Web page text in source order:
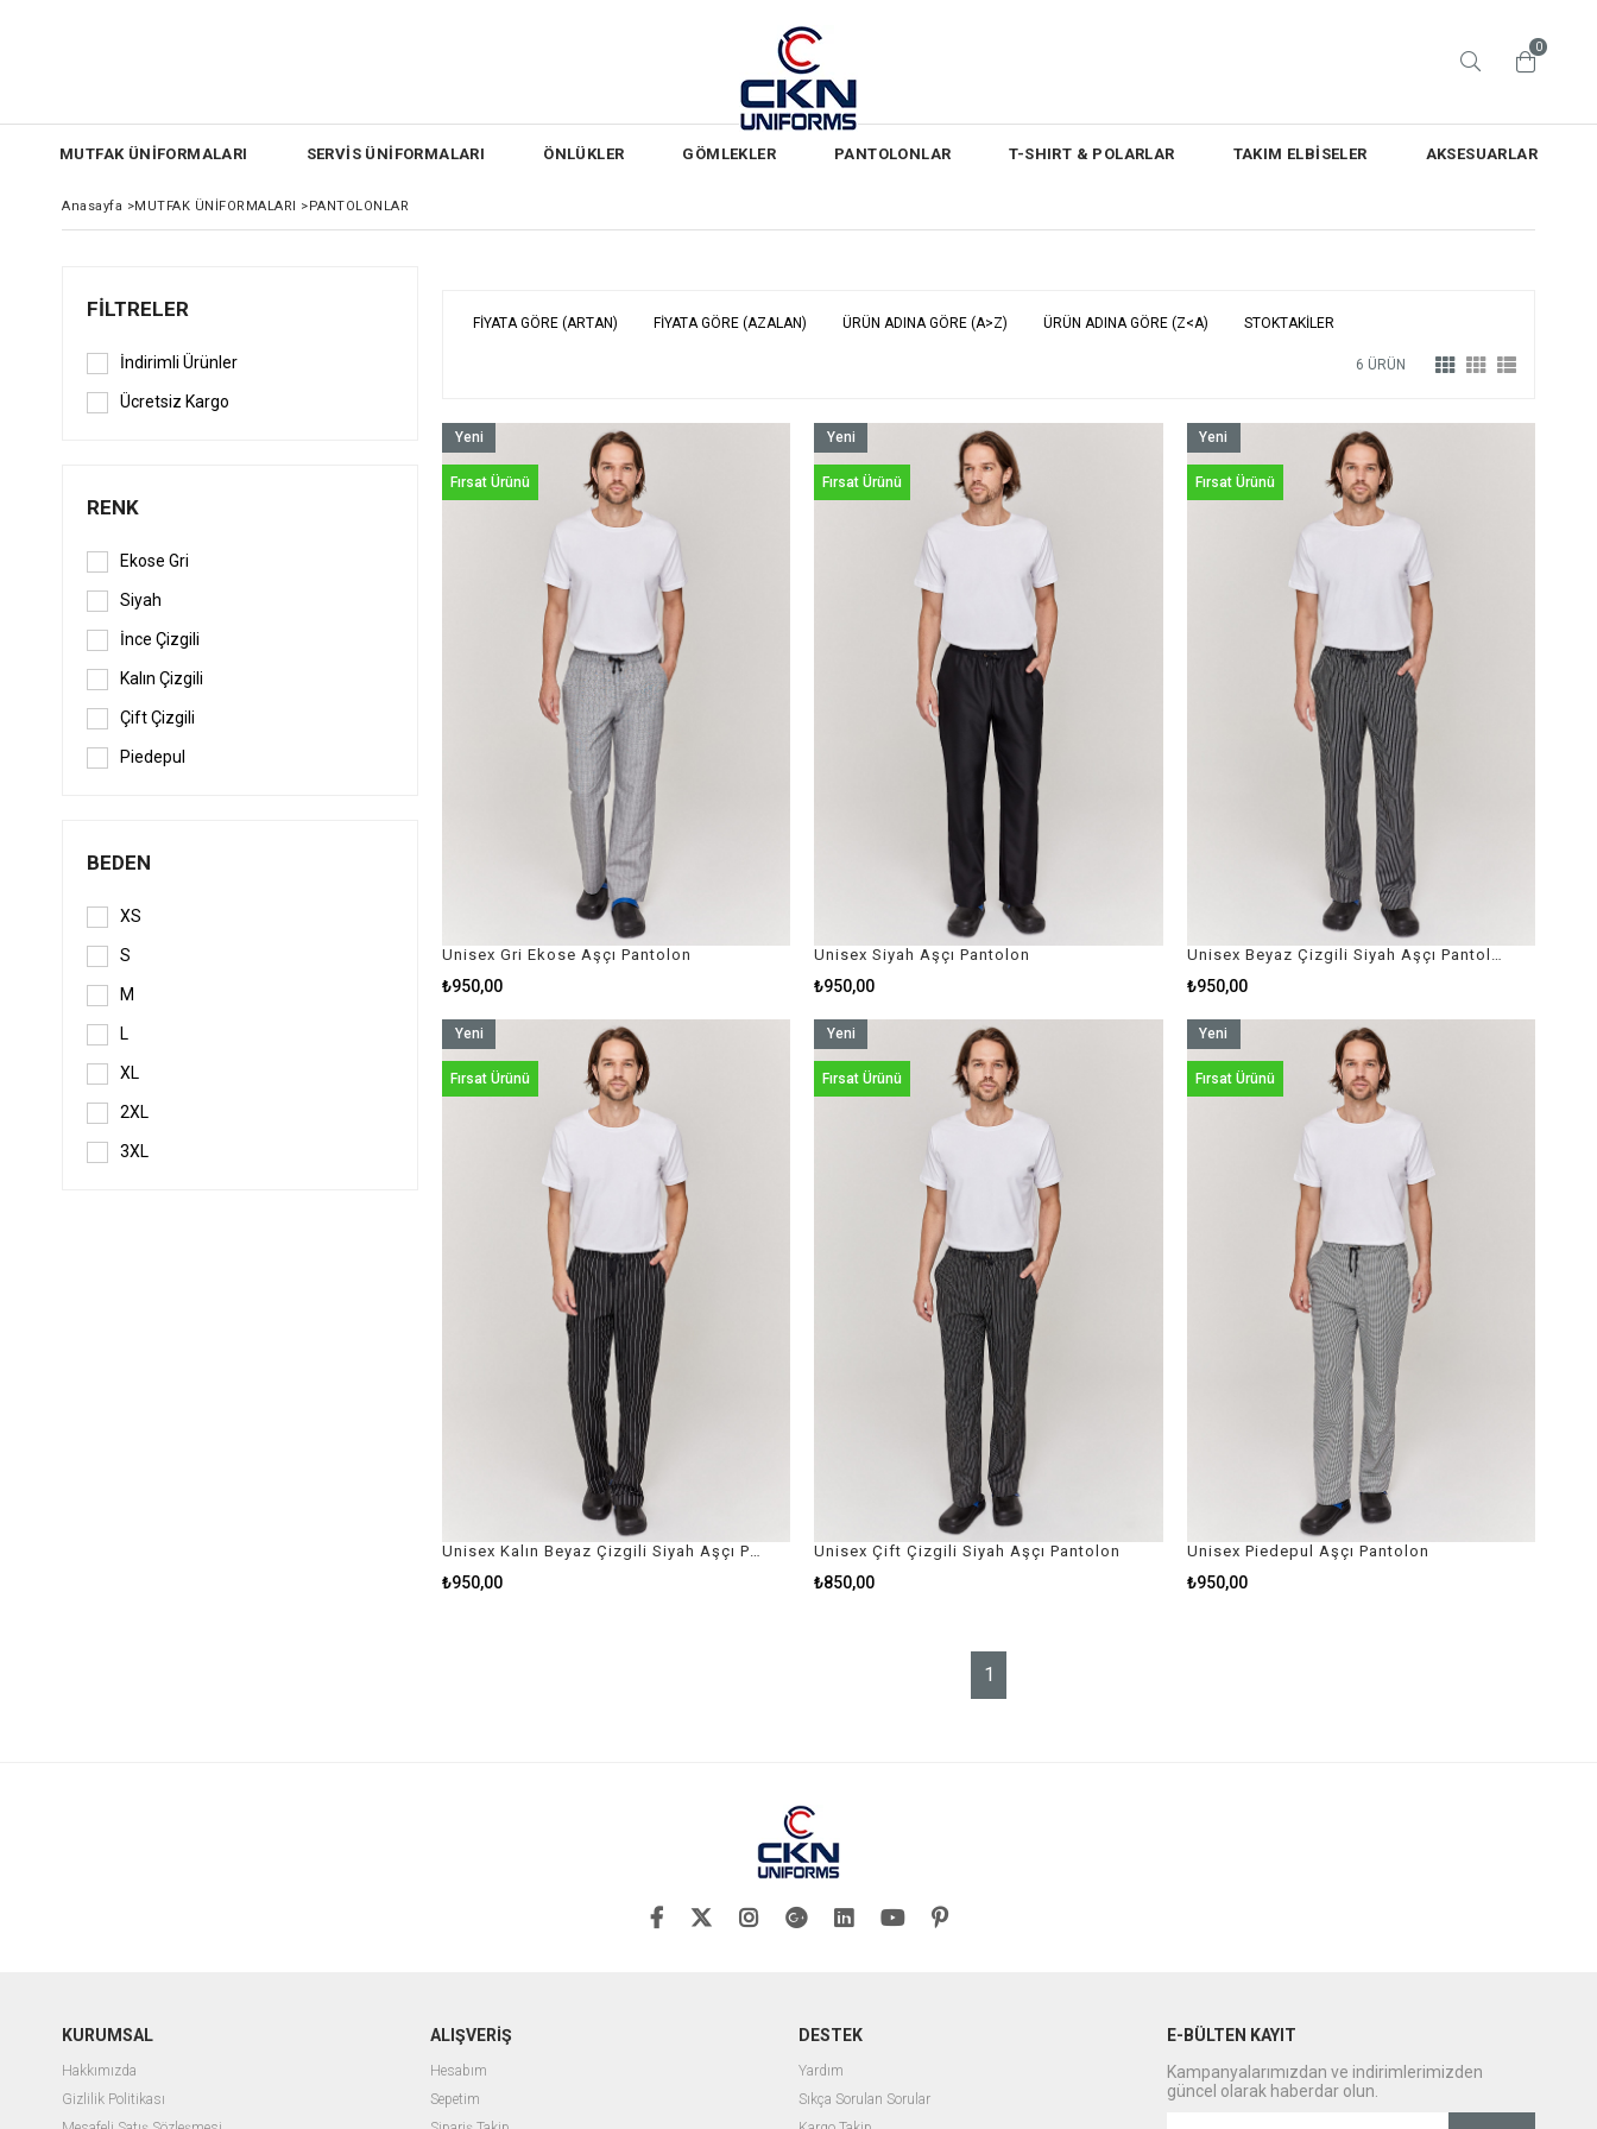
0
MUTFAK ÜNİFORMALARI SERVİS ÜNİFORMALARI ÖNLÜKLER GÖMLEKLER PANTOLONLAR T-SHIRT & POLARLAR TAKIM ELBİSELER AKSESUARLAR
Anasayfa >MUTFAK ÜNİFORMALARI >PANTOLONLAR
FILTRELER
İndirimli Ürünler
Ücretsiz Kargo
RENK
Ekose Gri
Siyah
İnce Çizgili
Kalın Çizgili
Çift Çizgili
Piedepul
BEDEN
XS
S
M
L
XL
2XL
3XL
FIYATA GÖRE (ARTAN) FIYATA GÖRE (AZALAN) ÜRÜN ADINA GÖRE (A>Z) ÜRÜN ADINA GÖRE (Z<A) STOKTAKILER
6 ÜRÜN
Unisex Gri Ekose Aşçı Pantolon
₺950,00
Yeni
Ürün
Fırsat Ürünü
Unisex Siyah Aşçı Pantolon
₺950,00
Yeni
Ürün
Fırsat Ürünü
₺950,00
Yeni
Ürün
Fırsat Ürünü
₺950,00
Yeni
Ürün
Fırsat Ürünü
Unisex Çift Çizgili Siyah Aşçı Pantolon
₺850,00
Yeni
Ürün
Fırsat Ürünü
Unisex Piedepul Aşçı Pantolon
₺950,00
Yeni
Ürün
Fırsat Ürünü
1
KURUMSAL
Hakkımızda
Gizlilik Politikası
ALIŞVERİŞ
Hesabım
Sepetim
DESTEK
Yardım
Sıkça Sorulan Sorular
E-BÜLTEN KAYIT
Kampanyalarımızdan ve indirimlerimizden
güncel olarak haberdar olun.